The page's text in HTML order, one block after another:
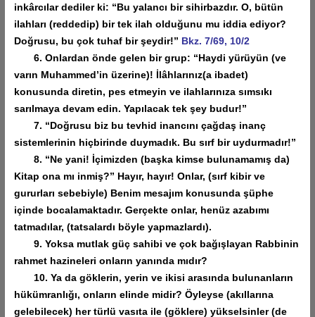
inkârcılar dediler ki: “Bu yalancı bir sihirbazdır. O, bütün
ilahları (reddedip) bir tek ilah olduğunu mu iddia ediyor?
Doğrusu, bu çok tuhaf bir şeydir!” Bkz. 7/69, 10/2
6. Onlardan önde gelen bir grup: “Haydi yürüyün (ve
varın Muhammed’in üzerine)! İlâhlarınız(a ibadet)
konusunda diretin, pes etmeyin ve ilahlarınıza sımsıkı
sarılmaya devam edin. Yapılacak tek şey budur!”
7. “Doğrusu biz bu tevhid inancını çağdaş inanç
sistemlerinin hiçbirinde duymadık. Bu sırf bir uydurmadır!”
8. “Ne yani! İçimizden (başka kimse bulunamamış da)
Kitap ona mı inmiş?” Hayır, hayır! Onlar, (sırf kibir ve
gururları sebebiyle) Benim mesajım konusunda şüphe
içinde bocalamaktadır. Gerçekte onlar, henüz azabımı
tatmadılar, (tatsalardı böyle yapmazlardı).
9. Yoksa mutlak güç sahibi ve çok bağışlayan Rabbinin
rahmet hazineleri onların yanında mıdır?
10. Ya da göklerin, yerin ve ikisi arasında bulunanların
hükümranlığı, onların elinde midir? Öyleyse (akıllarına
gelebilecek) her türlü vasıta ile (göklere) yükselsinler (de